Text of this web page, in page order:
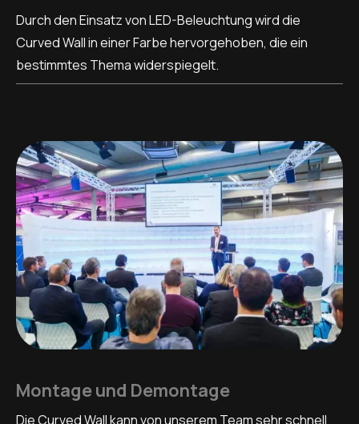
Durch den Einsatz von LED-Beleuchtung wird die
Curved Wall in einer Farbe hervorgehoben, die ein
bestimmtes Thema widerspiegelt.
Montage und Demontage
Die Curved Wall kann von unserem Team sehr schnell